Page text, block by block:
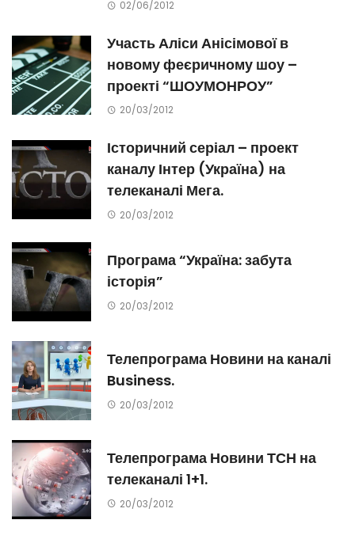
02/06/2012
Участь Аліси Анісімової в
новому феєричному шоу –
проекті “ШОУМОНРОУ”
20/03/2012
Історичний серіал – проект
каналу Інтер (Україна) на
телеканалі Мега.
20/03/2012
Програма “Україна: забута
історія”
20/03/2012
Телепрограма Новини на каналі
Business.
20/03/2012
Телепрограма Новини ТСН на
телеканалі 1+1.
20/03/2012